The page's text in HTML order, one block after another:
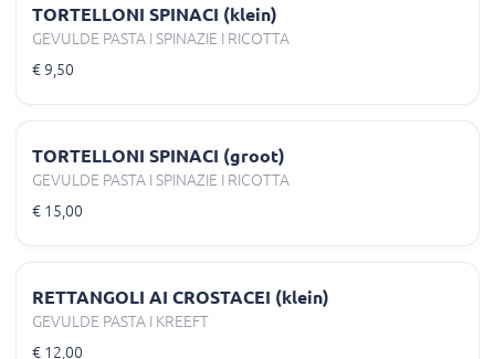
TORTELLONI SPINACI (klein)
GEVULDE PASTA I SPINAZIE I RICOTTA
€ 9,50
TORTELLONI SPINACI (groot)
GEVULDE PASTA I SPINAZIE I RICOTTA
€ 15,00
RETTANGOLI AI CROSTACEI (klein)
GEVULDE PASTA I KREEFT
€ 12,00